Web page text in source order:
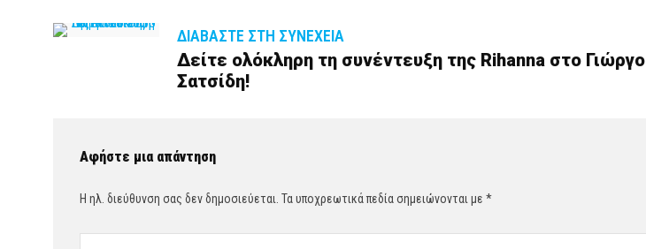
ΔΙΑΒΆΣΤΕ ΣΤΗ ΣΥΝΈΧΕΙΑ
Δείτε ολόκληρη τη συνέντευξη της Rihanna στο Γιώργο
Σατσίδη!
Αφήστε μια απάντηση
Η ηλ. διεύθυνση σας δεν δημοσιεύεται. Τα υποχρεωτικά πεδία σημειώνονται με *